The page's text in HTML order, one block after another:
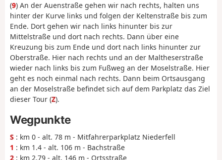
(9) An der Auenstraße gehen wir nach rechts, halten uns
hinter der Kurve links und folgen der Keltenstraße bis zum
Ende. Dort gehen wir nach links hinunter bis zur
Mittelstraße und dort nach rechts. Dann über eine
Kreuzung bis zum Ende und dort nach links hinunter zur
Oberstraße. Hier nach rechts und an der Maltheserstraße
wieder nach links bis zum Fußweg an der Moselstraße. Hier
geht es noch einmal nach rechts. Dann beim Ortsausgang
an der Moselstraße befindet sich auf dem Parkplatz das Ziel
dieser Tour (Z).
Wegpunkte
S : km 0 - alt. 78 m - Mitfahrerparkplatz Niederfell
1 : km 1.4 - alt. 106 m - Bachstraße
2 : km 2.79 - alt. 146 m - Ortsstraße